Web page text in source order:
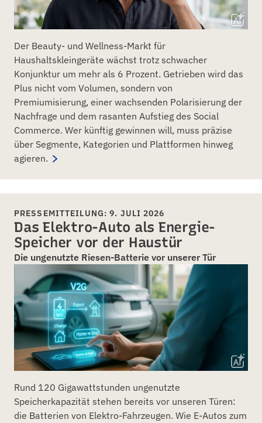
Der Beauty- und Wellness-Markt für
Haushaltskleingeräte wächst trotz schwacher
Konjunktur um mehr als 6 Prozent. Getrieben wird das
Plus nicht vom Volumen, sondern von
Premiumisierung, einer wachsenden Polarisierung der
Nachfrage und dem rasanten Aufstieg des Social
Commerce. Wer künftig gewinnen will, muss präzise
über Segmente, Kategorien und Plattformen hinweg
agieren.
PRESSEMITTEILUNG: 9. JULI 2026
Das Elektro-Auto als Energie-
Speicher vor der Haustür
Die ungenutzte Riesen-Batterie vor unserer Tür
Rund 120 Gigawattstunden ungenutzte
Speicherkapazität stehen bereits vor unseren Türen:
die Batterien von Elektro-Fahrzeugen. Wie E-Autos zum